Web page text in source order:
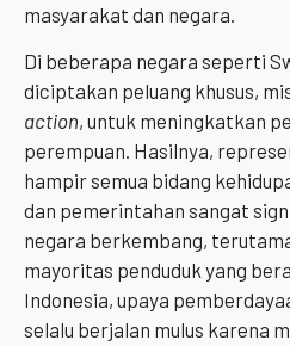
masyarakat dan negara.
Di beberapa negara seperti
diciptakan peluang khusus,
action, untuk meningkatkan
perempuan. Hasilnya,
hampir semua bidang
dan pemerintahan sangat
negara berkembang,
mayoritas penduduk yang
Indonesia, upaya
selalu berjalan mulus karena